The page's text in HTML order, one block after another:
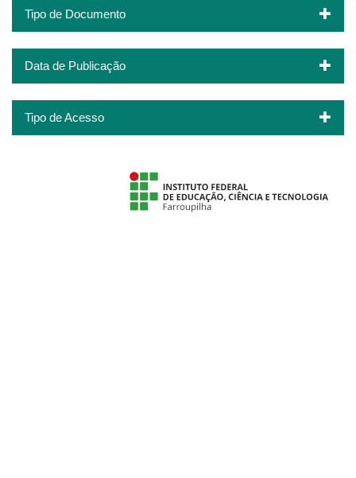
Tipo de Documento
Data de Publicação
Tipo de Acesso